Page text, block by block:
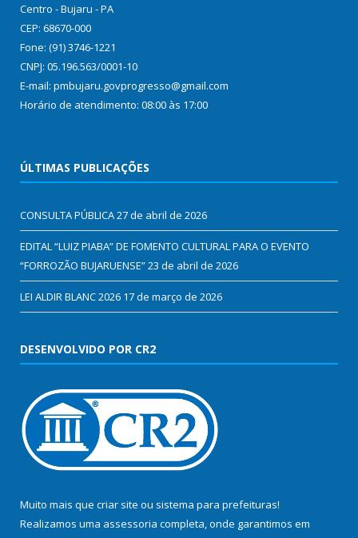
Centro - Bujaru - PA
CEP: 68670-000
Fone: (91) 3746-1221
CNPJ: 05.196.563/0001-10
E-mail: pmbujaru.govprogresso@gmail.com
Horário de atendimento: 08:00 às 17:00
ÚLTIMAS PUBLICAÇÕES
CONSULTA PÚBLICA27 de abril de 2026
EDITAL “LUIZ PIABA” DE FOMENTO CULTURAL PARA O EVENTO
“FORROZÃO BUJARUENSE”23 de abril de 2026
LEI ALDIR BLANC 2026 17 de março de 2026
DESENVOLVIDO POR CR2
Muito mais que criar site ou sistema para prefeituras!
Realizamos uma assessoria completa, onde garantimos em